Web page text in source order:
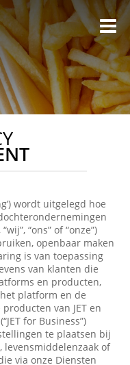
wordt uitgelegd hoe
“ons” of “onze”)
openbaar maken
is van toepassing
van klanten die
en producten,
platform en de
van JET en
for Business”)
te plaatsen bij
of
via onze Diensten